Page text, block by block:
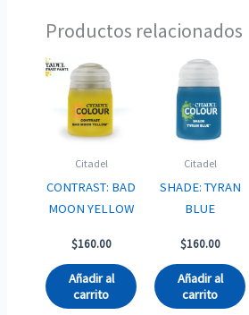
Productos relacionados
Citadel
CONTRAST: BAD
MOON YELLOW
$160.00
Añadir al
carrito
Citadel
SHADE: TYRAN
BLUE
$160.00
Añadir al
carrito